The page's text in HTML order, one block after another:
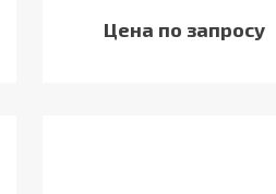
Цена по запросу